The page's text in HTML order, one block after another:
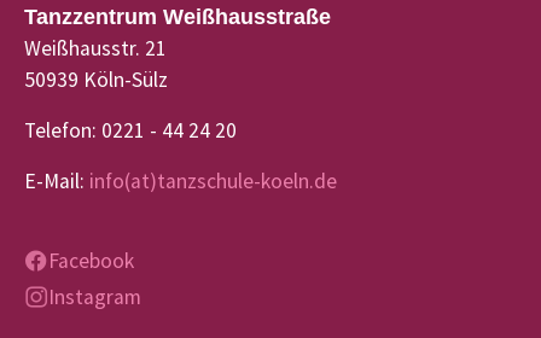
Tanzzentrum Weißhausstraße
Weißhausstr. 21
50939 Köln-Sülz
Telefon: 0221 - 44 24 20
E-Mail: info(at)tanzschule-koeln.de
Facebook
Instagram